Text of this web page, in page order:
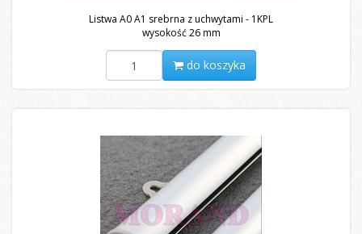
Listwa A0 A1 srebrna z uchwytami - 1KPL
wysokość 26 mm
do koszyka